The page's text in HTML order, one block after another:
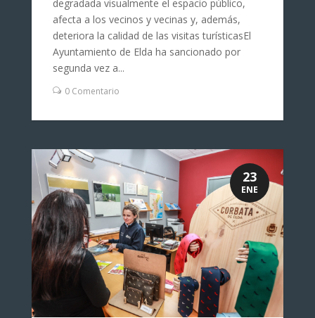
degradada visualmente el espacio público,
afecta a los vecinos y vecinas y, además,
deteriora la calidad de las visitas turísticasEl
Ayuntamiento de Elda ha sancionado por
segunda vez a...
0 Comentario
23
ENE